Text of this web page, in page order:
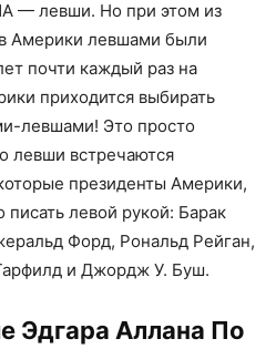
— левши. Но при этом из
Америки левшами были
почти каждый раз на
приходится выбирать
левшами! Это просто
левши встречаются
президенты Америки,
левой рукой: Барак
Форд, Рональд Рейган,
и Джордж У. Буш.
Эдгара Аллана По